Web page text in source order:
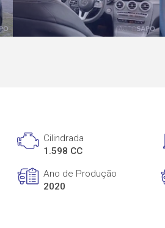
Cilindrada
1.598 CC
Ano de Produção
2020